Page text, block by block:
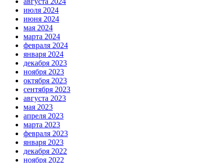
июля 2024
июня 2024
мая 2024
марта 2024
февраля 2024
января 2024
декабря 2023
ноября 2023
октября 2023
сентября 2023
августа 2023
мая 2023
апреля 2023
марта 2023
февраля 2023
января 2023
декабря 2022
ноября 2022